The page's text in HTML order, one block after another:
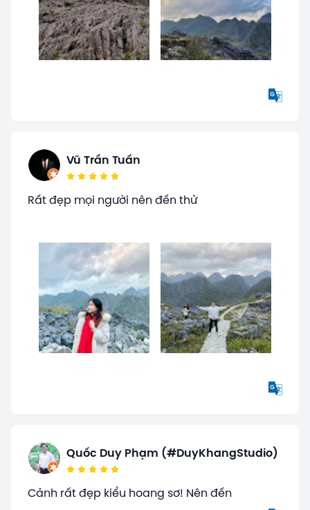
Vũ Trần Tuấn
Rất đẹp mọi người nên đến thử
Quốc Duy Phạm (#DuyKhangStudio)
Cảnh rất đẹp kiểu hoang sơ! Nên đến